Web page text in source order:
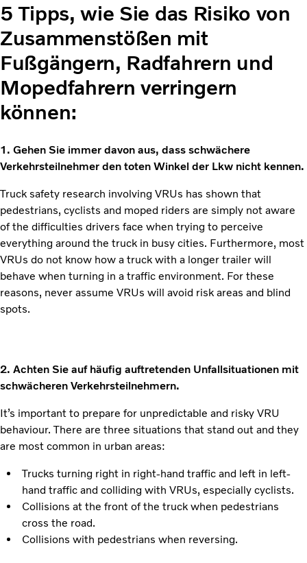
5 Tipps, wie Sie das Risiko von
Zusammenstößen mit
Fußgängern, Radfahrern und
Mopedfahrern verringern
können:
1. Gehen Sie immer davon aus, dass schwächere
Verkehrsteilnehmer den toten Winkel der Lkw nicht kennen.
Truck safety research involving VRUs has shown that
pedestrians, cyclists and moped riders are simply not aware
of the difficulties drivers face when trying to perceive
everything around the truck in busy cities. Furthermore, most
VRUs do not know how a truck with a longer trailer will
behave when turning in a traffic environment. For these
reasons, never assume VRUs will avoid risk areas and blind
spots.
2. Achten Sie auf häufig auftretenden Unfallsituationen mit
schwächeren Verkehrsteilnehmern.
It’s important to prepare for unpredictable and risky VRU
behaviour. There are three situations that stand out and they
are most common in urban areas:
Trucks turning right in right-hand traffic and left in left-
hand traffic and colliding with VRUs, especially cyclists.
Collisions at the front of the truck when pedestrians
cross the road.
Collisions with pedestrians when reversing.